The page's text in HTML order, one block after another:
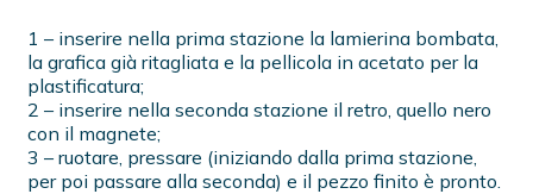
1 – inserire nella prima stazione la lamierina bombata,
la grafica già ritagliata e la pellicola in acetato per la
plastificatura;
2 – inserire nella seconda stazione il retro, quello nero
con il magnete;
3 – ruotare, pressare (iniziando dalla prima stazione,
per poi passare alla seconda) e il pezzo finito è pronto.